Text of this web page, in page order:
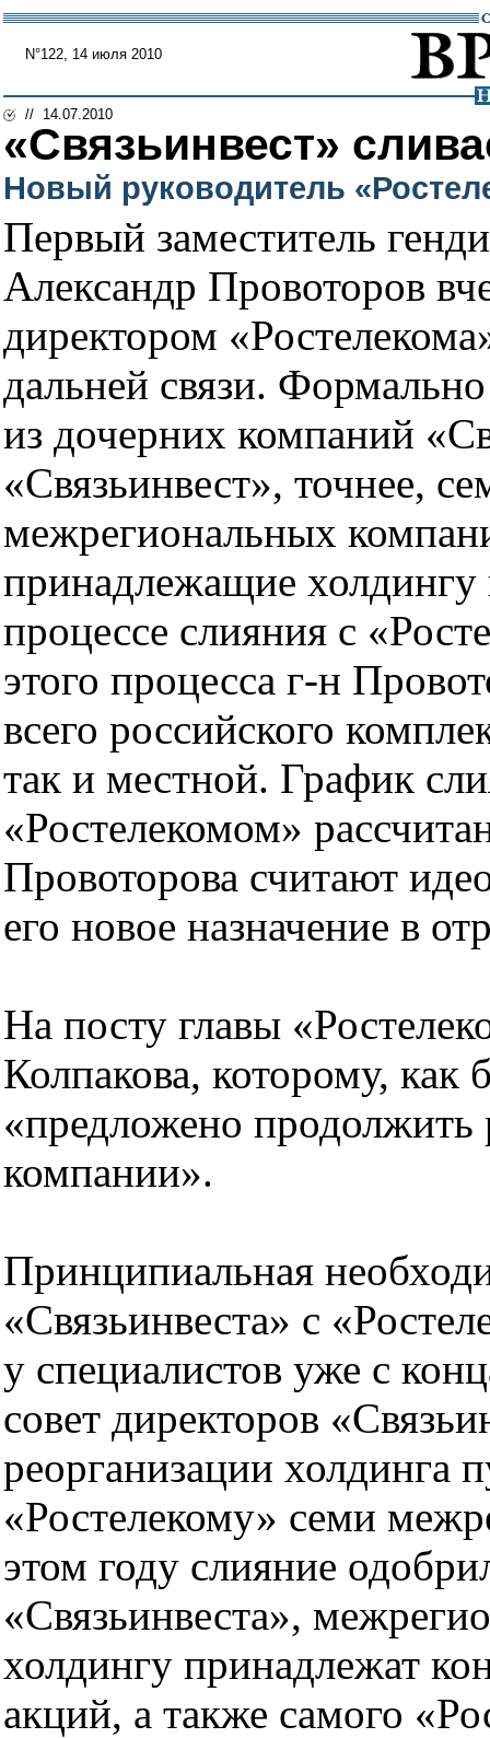
N°122, 14 июля 2010
// 14.07.2010
«Связьинвест»
Новый руководитель
Первый заместитель
Александр Провоторов
директором
дальней связи.
из дочерних компаний
«Связьинвест», точнее,
межрегиональных
принадлежащие холдингу
процессе слияния с
этого процесса г-н
всего российского
так и местной. График
«Ростелекомом»
Провоторова считают
его новое назначение в
На посту главы
Колпакова, которому, как
«предложено продолжить
компании».
Принципиальная
«Связьинвеста» с
у специалистов уже с
совет директоров
реорганизации холдинга
«Ростелекому» семи
этом году слияние
«Связьинвеста»,
холдингу принадлежат
акций, а также самого